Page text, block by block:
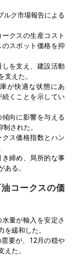
ルク市場報告による
クスの生産コスト
スポット価格を抑
を支え、建設活動
えた。
が快適な状態にあ
くことを示してい
向に影響を与える
された。
ス価格指数とハン
締め、局所的な事
る。
コークスの価
量が輸入を安定さ
緩和した。
要が、12月の穏や
た。